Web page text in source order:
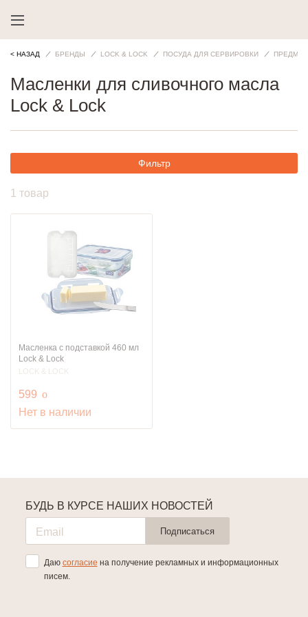
< НАЗАД БРЕНДЫ LOCK & LOCK ПОСУДА ДЛЯ СЕРВИРОВКИ
Масленки для сливочного масла
Lock & Lock
Фильтр
1 товар
Масленка с подставкой 460 мл
Lock & Lock
LOCK & LOCK
599 руб.
o
Нет в наличии
БУДЬ В КУРСЕ НАШИХ НОВОСТЕЙ
Подписаться
Даю согласие на получение рекламных и информационных
писем.